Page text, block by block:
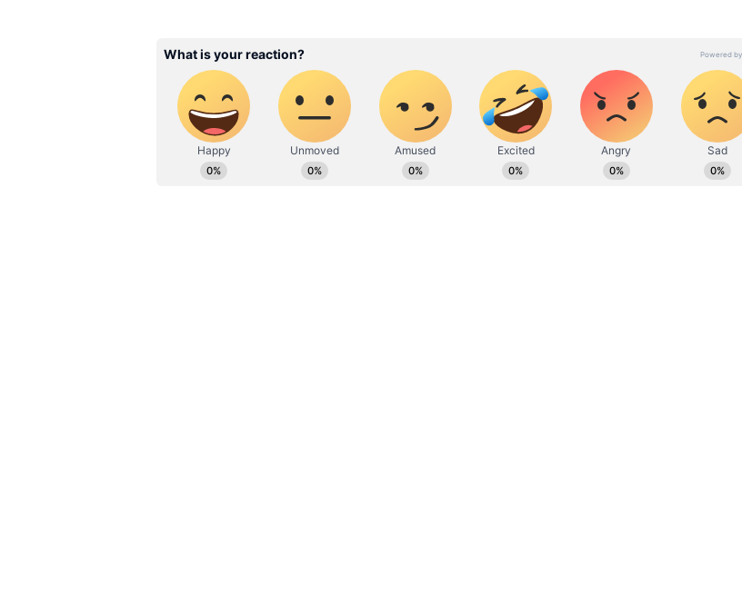
Related Articles
Namitha: బాయ్ ఫ్రెండ్ పక్కనే
ఉండగా నమితని అసభ్యంగా అలా
చేయమన్న డైరెక్టర్, రివేంజ్
Box Office: తొలిరోజే 100 కోట్ల
ఓపెనింగ్స్ సాధించగలిగే ఐదుగురు
హీరోలు.. టాప్‌లో ఎవరు?